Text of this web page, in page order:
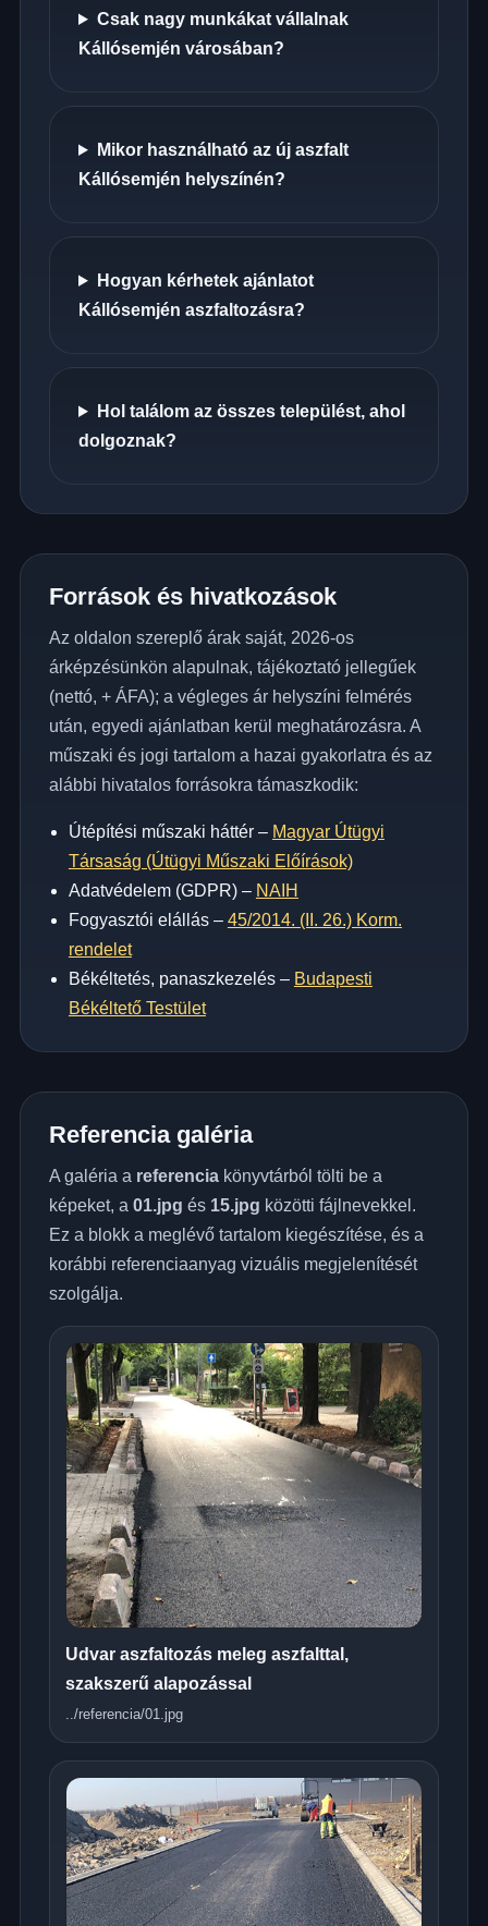
Csak nagy munkákat vállalnak
Kállósemjén városában?
Mikor használható az új aszfalt
Kállósemjén helyszínén?
Hogyan kérhetek ajánlatot
Kállósemjén aszfaltozásra?
Hol találom az összes települést, ahol
dolgoznak?
Források és hivatkozások
Az oldalon szereplő árak saját, 2026-os
árképzésünkön alapulnak, tájékoztató jellegűek
(nettó, + ÁFA); a végleges ár helyszíni felmérés
után, egyedi ajánlatban kerül meghatározásra. A
műszaki és jogi tartalom a hazai gyakorlatra és az
alábbi hivatalos forrásokra támaszkodik:
Útépítési műszaki háttér – Magyar Útügyi
Társaság (Útügyi Műszaki Előírások)
Adatvédelem (GDPR) – NAIH
Fogyasztói elállás – 45/2014. (II. 26.) Korm.
rendelet
Békéltetés, panaszkezelés – Budapesti
Békéltető Testület
Referencia galéria
A galéria a referenciakönyvtárból tölti be a
képeket, a 01.jpg és 15.jpg közötti fájlnevekkel.
Ez a blokk a meglévő tartalom kiegészítése, és a
korábbi referenciaanyag vizuális megjelenítését
szolgálja.
Udvar aszfaltozás meleg aszfalttal,
szakszerű alapozással
../referencia/01.jpg